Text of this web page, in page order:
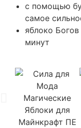
с помощью
самое
яблоко
минут